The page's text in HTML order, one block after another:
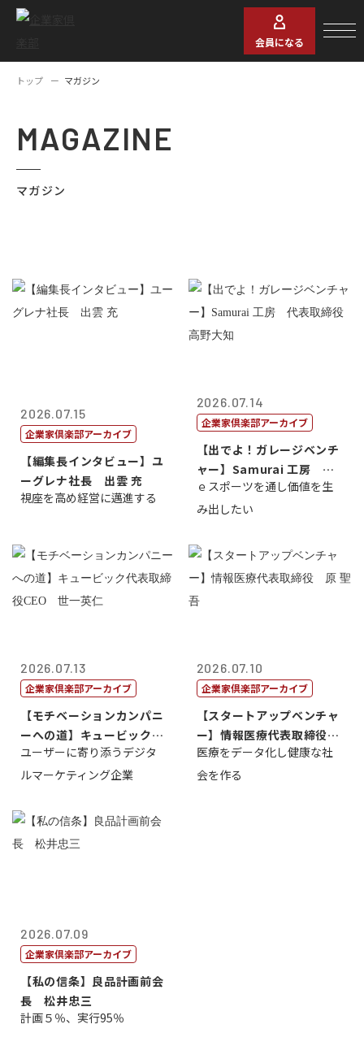
会員になる
トップ マガジン
MAGAZINE
マガジン
2026.07.15
企業家倶楽部アーカイブ
【編集長インタビュー】ユ
ーグレナ社長 出雲 充
視座を高め経営に邁進する
2026.07.14
企業家倶楽部アーカイブ
【出でよ！ガレージベンチ
ャー】Samurai 工房 代
表取締...
ｅスポーツを通し価値を生
み出したい
2026.07.13
企業家倶楽部アーカイブ
【モチベーションカンパニ
ーへの道】キュービック代
表取締役CE...
ユーザーに寄り添うデジタ
ルマーケティング企業
2026.07.10
企業家倶楽部アーカイブ
【スタートアップベンチャ
ー】情報医療代表取締役
原 聖吾
医療をデータ化し健康な社
会を作る
2026.07.09
企業家倶楽部アーカイブ
【私の信条】良品計画前会
長 松井忠三
計画５％、実行95％